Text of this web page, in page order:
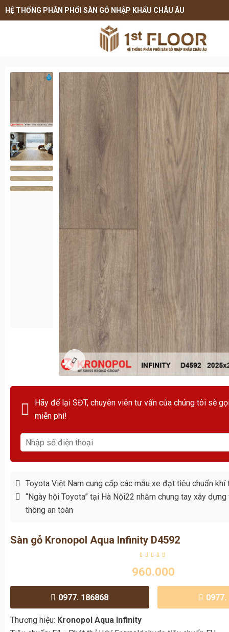
HỆ THỐNG PHÂN PHỐI SÀN GỖ NHẬP KHẨU CHÂU ÂU
Hãy để lại SĐT, chuyên viên tư vấn của chúng tôi sẽ
miễn phí!
Toyota Việt Nam cung cấp các mẫu xe đạt tiêu chuẩn khí
“Ngày hội Toyota” tại Hà Nội22 nhằm chung tay xây
thông an toàn
Sàn gỗ Kronopol Aqua Infinity D4592
Kronopol Aqua Infinity
Tiêu chuẩn: E1 - Phát thải khí Formaldehyde tiêu chuẩn EU.
Kích thước:2025 x 242 x 10 mm (D x R x C)
Độ mài mòn: AC5
Vân gỗ: Galaxy Oak (Sồi).